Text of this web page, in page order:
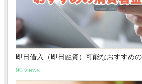
即日借入（即日融資）可能なおすすめ
90 views